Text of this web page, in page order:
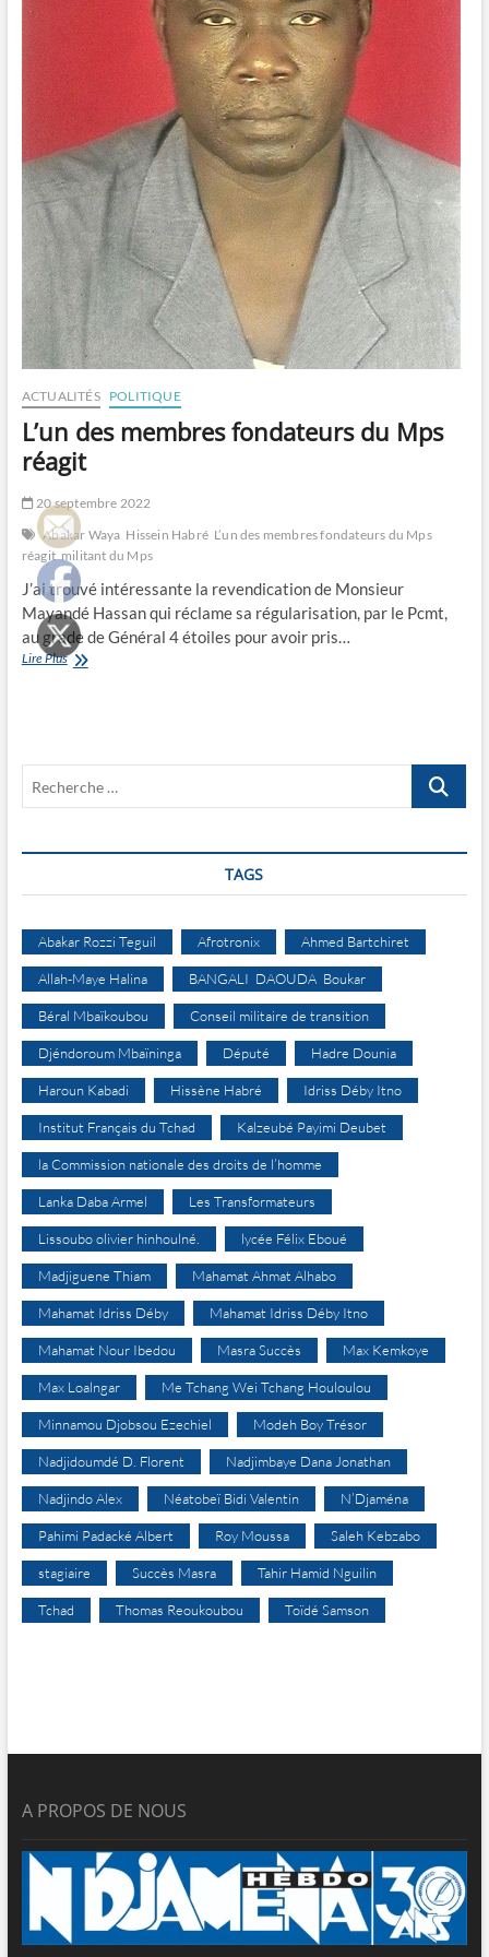
ACTUALITÉS POLITIQUE
L’un des membres fondateurs du Mps
réagit
20 septembre 2022
Abakar Waya Hissein Habré L’un des membres fondateurs du Mps
réagit militant du Mps
J’ai trouvé intéressante la revendication de Monsieur
Mayandé Hassan qui réclame sa régularisation, par le Pcmt,
au grade de Général 4 étoiles pour avoir pris…
Lire PlusL’un
Recherche
TAGS
Abakar Rozzi Teguil Afrotronix Ahmed Bartchiret
Allah-Maye Halina BANGALI DAOUDA Boukar
Béral Mbaïkoubou Conseil militaire de transition
Djéndoroum Mbaïninga Député Hadre Dounia
Haroun Kabadi Hissène Habré Idriss Déby Itno
Institut Français du Tchad Kalzeubé Payimi Deubet
la Commission nationale des droits de l’homme
Lanka Daba Armel Les Transformateurs
Lissoubo olivier hinhoulné. lycée Félix Eboué
Madjiguene Thiam Mahamat Ahmat Alhabo
Mahamat Idriss Déby Mahamat Idriss Déby Itno
Mahamat Nour Ibedou Masra Succès Max Kemkoye
Max Loalngar Me Tchang Wei Tchang Houloulou
Minnamou Djobsou Ezechiel Modeh Boy Trésor
Nadjidoumdé D. Florent Nadjimbaye Dana Jonathan
Nadjindo Alex Néatobeï Bidi Valentin N’Djaména
Pahimi Padacké Albert Roy Moussa Saleh Kebzabo
stagiaire Succès Masra Tahir Hamid Nguilin
Tchad Thomas Reoukoubou Toïdé Samson
A PROPOS DE NOUS